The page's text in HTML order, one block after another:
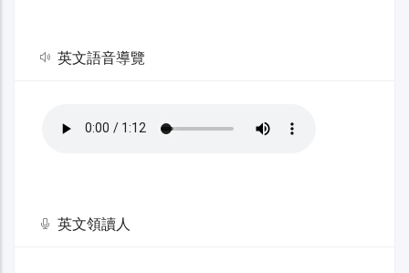
英文語音導覽
英文領讀人